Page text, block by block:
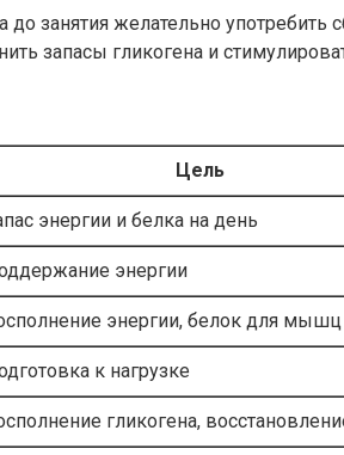
занятия желательно
запасы гликогена и
Цель
энергии и белка на день
энергии
энергии, белок для мышц
к нагрузке
гликогена,